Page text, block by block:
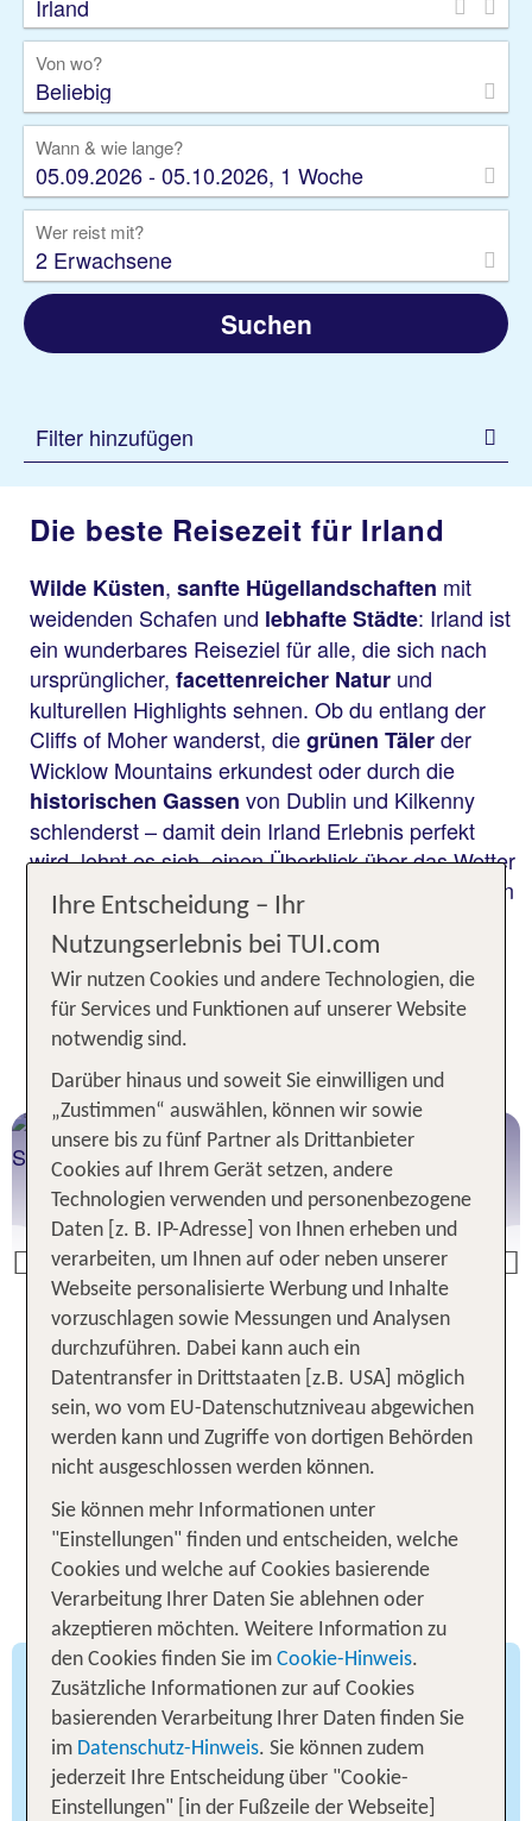
Privattransfer
Zusatzleistungen
Von wo?
Beliebig
Wann & wie lange?
05.09.2026 - 05.10.2026, 1 Woche
Wer reist mit?
2 Erwachsene
Suchen
Filter hinzufügen
Die beste Reisezeit für Irland
Wilde Küsten, sanfte Hügellandschaften mit
weidenden Schafen und lebhafte Städte: Irland ist
ein wunderbares Reiseziel für alle, die sich nach
ursprünglicher, facettenreicher Natur und
kulturellen Highlights sehnen. Ob du entlang der
Cliffs of Moher wanderst, diegrünen Tälerder
Wicklow Mountains erkundest oder durch die
historischen Gassen von Dublin und Kilkenny
schlenderst – damit dein Irland Erlebnis perfekt
wird, lohnt es sich, einen Überblick über das Wetter
zu haben. Kennst du die klimatischen Bedingungen
auf der grünen Insel, findest du im Nu die für dich
beste Reisezeitnach Irland.
Dein direkter Weg zum perfekten
Irland Urlaub
Previous
Irland Urlaub
Zu den Angeboten
Smaragdgrüne Wiesen,
dramatische Klippen, bunte
Städte: Die beste Reisezeit nach
Irland
Irland erleben
Irland ist für sein wechselhaftes Klima bekannt:
Sonne, Wolken und kurze Schauer wechseln oft
innerhalb weniger Stunden. Genau diese
Ihre Entscheidung – Ihr
Nutzungserlebnis bei TUI.com
Wir nutzen Cookies und andere Technologien, die
für Services und Funktionen auf unserer Website
notwendig sind.
Darüber hinaus und soweit Sie einwilligen und
„Zustimmen“ auswählen, können wir sowie
unsere bis zu fünf Partner als Drittanbieter
Cookies auf Ihrem Gerät setzen, andere
Technologien verwenden und personenbezogene
Daten [z. B. IP-Adresse] von Ihnen erheben und
verarbeiten, um Ihnen auf oder neben unserer
Webseite personalisierte Werbung und Inhalte
vorzuschlagen sowie Messungen und Analysen
durchzuführen. Dabei kann auch ein
Datentransfer in Drittstaaten [z.B. USA] möglich
sein, wo vom EU-Datenschutzniveau abgewichen
werden kann und Zugriffe von dortigen Behörden
nicht ausgeschlossen werden können.
Sie können mehr Informationen unter
"Einstellungen" finden und entscheiden, welche
Cookies und welche auf Cookies basierende
Verarbeitung Ihrer Daten Sie ablehnen oder
akzeptieren möchten. Weitere Information zu
den Cookies finden Sie im Cookie-Hinweis.
Zusätzliche Informationen zur auf Cookies
basierenden Verarbeitung Ihrer Daten finden Sie
im Datenschutz-Hinweis. Sie können zudem
jederzeit Ihre Entscheidung über "Cookie-
Einstellungen" [in der Fußzeile der Webseite]